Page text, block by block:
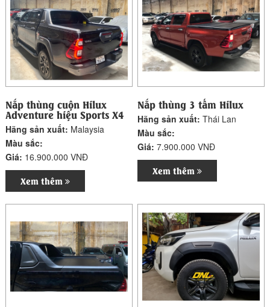
Nắp thùng cuộn Hilux
Adventure hiệu Sports X4
Hãng sản xuất: Malaysia
Màu sắc:
Giá: 16.900.000 VNĐ
Xem thêm
Nắp thùng 3 tấm Hilux
Hãng sản xuất:Thái Lan
Màu sắc:
Giá:7.900.000 VNĐ
Xem thêm